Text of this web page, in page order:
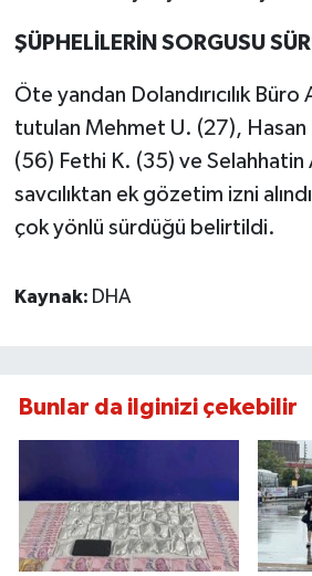
ŞÜPHELİLERİN SORGUSU
Öte yandan Dolandırıcılık
tutulan Mehmet U. (27), Hasan
(56) Fethi K. (35) ve Selahhatin
savcılıktan ek gözetim izni
çok yönlü sürdüğü belirtildi.
Kaynak: DHA
Bunlar da ilginizi çekebilir